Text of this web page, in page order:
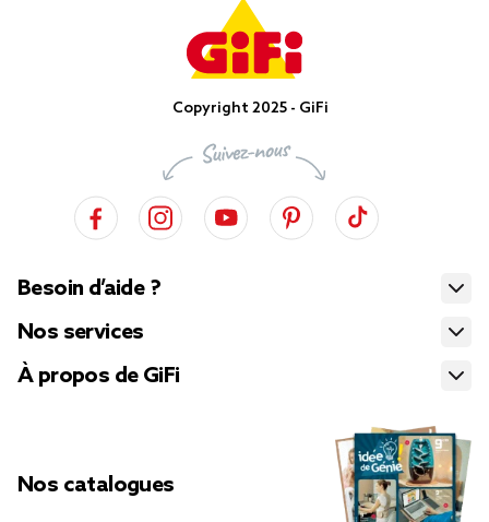
Copyright 2025 - GiFi
Besoin d’aide ?
Nos services
À propos de GiFi
Nos catalogues